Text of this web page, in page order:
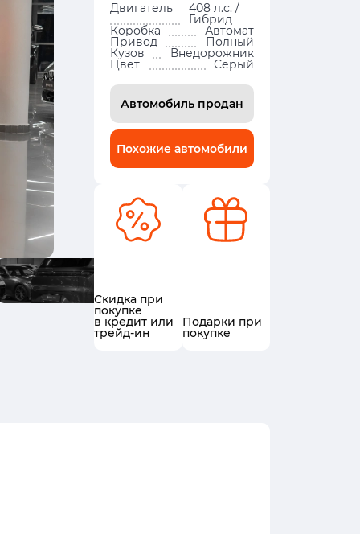
Двигатель 408 л.с. /
Гибрид
Коробка Автомат
Привод Полный
Кузов Внедорожник
Цвет Серый
Автомобиль продан
Похожие автомобили
Скидка при
покупке
в кредит или
трейд-ин
Подарки при
покупке